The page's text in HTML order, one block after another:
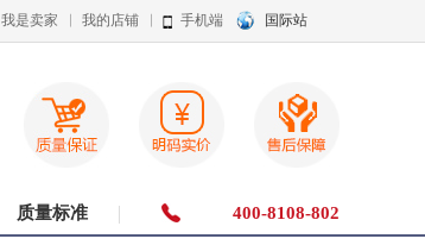
我是卖家 我的店铺 手机端 国际站
质量标准 400-8108-802